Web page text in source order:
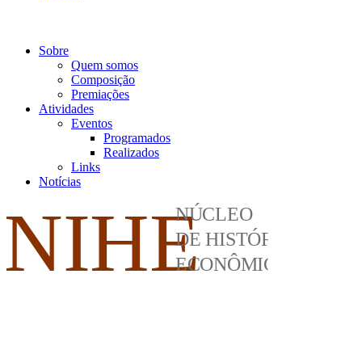
Sobre
Quem somos
Composição
Premiações
Atividades
Eventos
Programados
Realizados
Links
Notícias